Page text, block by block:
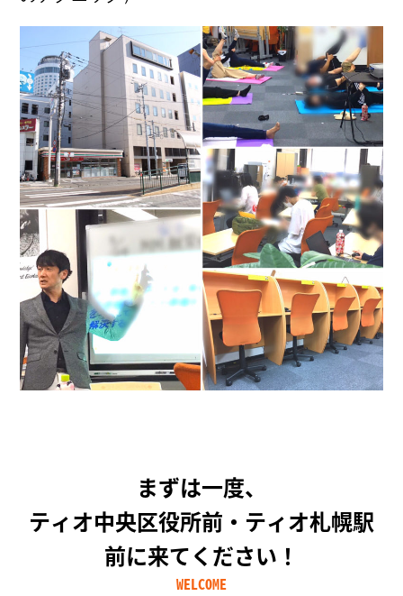
まずは一度、
ティオ中央区役所前・ティオ札幌駅
前に来てください！
WELCOME